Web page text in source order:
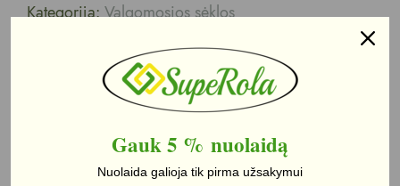
Kategorija:Valgomosios sėklos
Papildoma informacija
Gauk 5 % nuolaidą
Nuolaida galioja tik pirma užsakymui